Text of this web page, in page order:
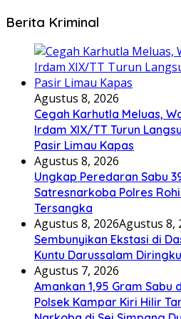
Berita Kriminal
Agustus 8, 2026
Cegah Karhutla Meluas,
Irdam XIX/TT Turun
Pasir Limau Kapas
Agustus 8, 2026
Ungkap Peredaran Sabu
Satresnarkoba Polres
Tersangka
Agustus 8, 2026Agustus 8,
Sembunyikan Ekstasi di
Kuntu Darussalam
Agustus 7, 2026
Amankan 1,95 Gram Sabu
Polsek Kampar Kiri Hilir